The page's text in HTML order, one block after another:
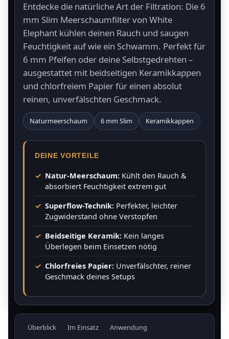
Entdecke die natürliche Art der Filtration: Die 6
mm Slim Meerschaumfilter von White
Elephant kühlen deinen Rauch und saugen
Feuchtigkeit auf wie ein Schwamm. Perfekt für
6 mm Pfeifen oder deine Selbstgedrehten –
ausgestattet mit beidseitigen Keramikkappen
und chlorfreiem Papier für einen absolut
reinen, unverfälschten Geschmack.
Naturmeerschaum 6 mm Slim Keramikkappen
DEINE VORTEILE
Natur-Meerschaum: Kühlt den Rauch &
absorbiert Feuchtigkeit extrem gut
Superflow-Technik: Perfekter, leichter
Zugwiderstand ohne Verstopfen
Beidseitige Keramik: Kein langes
Überlegen beim Einsetzen nötig
Chlorfreies Papier: Unverfälschter, reiner
Geschmack deines Setups
Überblick Im Einsatz
Anwendung